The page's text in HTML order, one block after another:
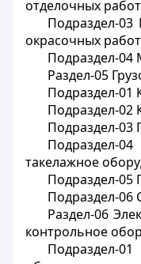
отделочных работ
Подраздел-
окрасочных работ
Подраздел-
Раздел-05
Подраздел-01
Подраздел-02
Подраздел-03
такелажное
Подраздел-05
Подраздел-06
Раздел-06
контрольное